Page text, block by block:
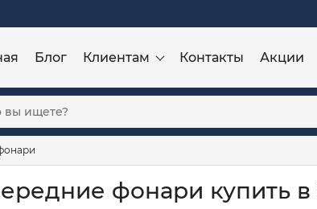
Блог Клиентам Контакты Акции
фонари купить